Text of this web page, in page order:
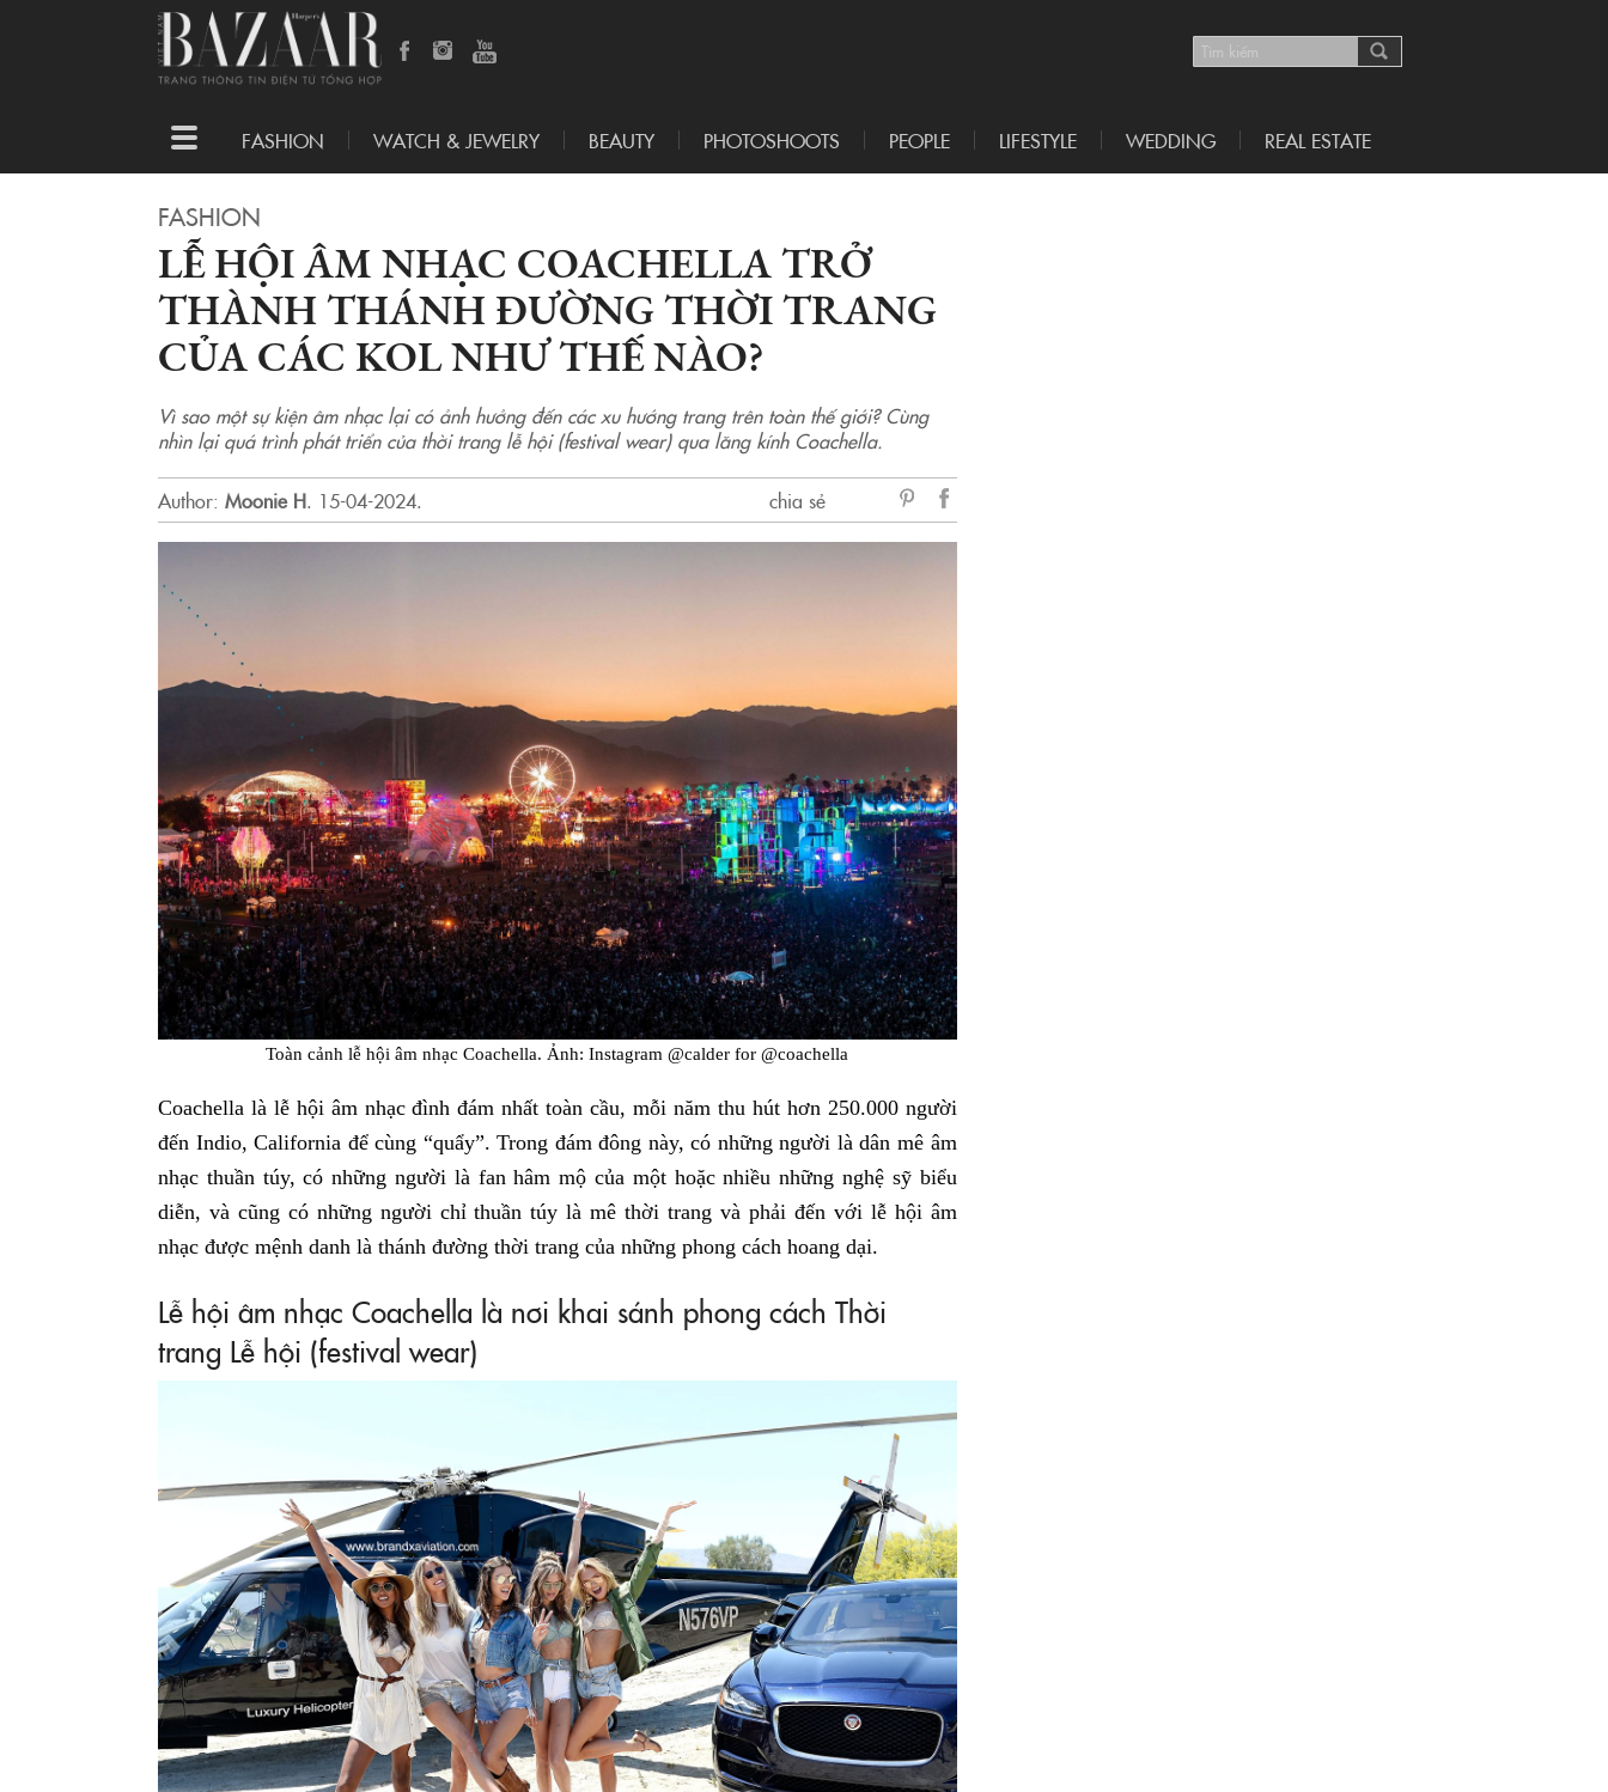
Toggle
navigation
FASHION WATCH & JEWELRY BEAUTY PHOTOSHOOTS PEOPLE LIFESTYLE WEDDING REAL ESTATE
FASHION
LỄ HỘI ÂM NHẠC COACHELLA TRỞ
THÀNH THÁNH ĐƯỜNG THỜI TRANG
CỦA CÁC KOL NHƯ THẾ NÀO?
Vì sao một sự kiện âm nhạc lại có ảnh hưởng đến các xu hướng trang trên toàn thế giới? Cùng
nhìn lại quá trình phát triển của thời trang lễ hội (festival wear) qua lăng kính Coachella.
Author: Moonie H. 15-04-2024.
chia sẻ
Toàn cảnh lễ hội âm nhạc Coachella. Ảnh: Instagram @calder for @coachella
Coachella là lễ hội âm nhạc đình đám nhất toàn cầu, mỗi năm thu hút hơn 250.000 người
đến Indio, California để cùng “quẩy”. Trong đám đông này, có những người là dân mê âm
nhạc thuần túy, có những người là fan hâm mộ của một hoặc nhiều những nghệ sỹ biểu
diễn, và cũng có những người chỉ thuần túy là mê thời trang và phải đến với lễ hội âm
nhạc được mệnh danh là thánh đường thời trang của những phong cách hoang dại.
Lễ hội âm nhạc Coachella là nơi khai sánh phong cách Thời
trang Lễ hội (festival wear)